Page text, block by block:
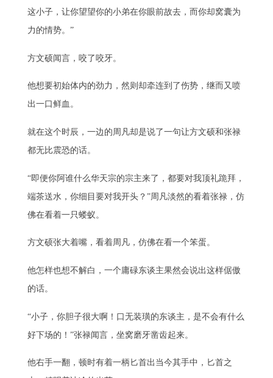
这小子，让你望望你的小弟在你眼前故去，而你却窝囊为
力的情势。”
方文硕闻言，咬了咬牙。
他想要初始体内的劲力，然则却牵连到了伤势，继而又喷
出一口鲜血。
就在这个时辰，一边的周凡却是说了一句让方文硕和张禄
都无比震恐的话。
“即便你阿谁什么华天宗的宗主来了，都要对我顶礼跪拜，
端茶送水，你细目要对我开头？”周凡淡然的看着张禄，仿
佛在看着一只蝼蚁。
方文硕张大着嘴，看着周凡，仿佛在看一个笨蛋。
他怎样也想不解白，一个庸碌东谈主果然会说出这样倨傲
的话。
“小子，你胆子很大啊！口无装璜的东谈主，是不会有什么
好下场的！”张禄闻言，坐窝磨牙凿齿起来。
他右手一翻，顿时有着一柄匕首出当今其手中，匕首之